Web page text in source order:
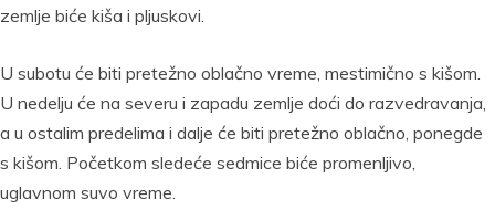
zemlje biće kiša i pljuskovi.
U subotu će biti pretežno oblačno vreme, mestimično s kišom.
U nedelju će na severu i zapadu zemlje doći do razvedravanja,
a u ostalim predelima i dalje će biti pretežno oblačno, ponegde
s kišom. Početkom sledeće sedmice biće promenljivo,
uglavnom suvo vreme.